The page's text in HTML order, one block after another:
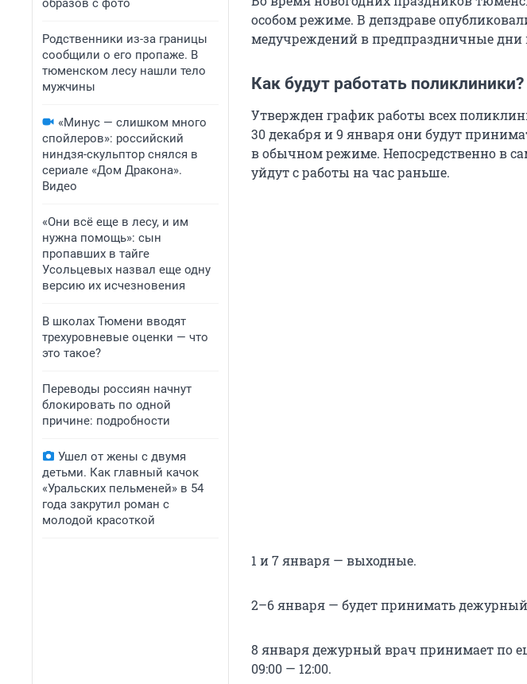
образов с фото
Родственники из-за границы
сообщили о его пропаже. В
тюменском лесу нашли тело
мужчины
«Минус — слишком много
спойлеров»: российский
ниндзя-скульптор снялся в
сериале «Дом Дракона».
Видео
«Они всё еще в лесу, и им
нужна помощь»: сын
пропавших в тайге
Усольцевых назвал еще одну
версию их исчезновения
В школах Тюмени вводят
трехуровневые оценки — что
это такое?
Переводы россиян начнут
блокировать по одной
причине: подробности
Ушел от жены с двумя
детьми. Как главный качок
«Уральских пельменей» в 54
года закрутил роман с
молодой красоткой
особом режиме. В депздраве
медучреждений в предпраздничные дни
Как будут работать поликлиники?
Утвержден график работы всех
30 декабря и 9 января они будут
в обычном режиме. Непосредственно в
уйдут с работы на час раньше.
1 и 7 января — выходные.
2–6 января — будет принимать дежурный
8 января дежурный врач принимает по
09:00 — 12:00.